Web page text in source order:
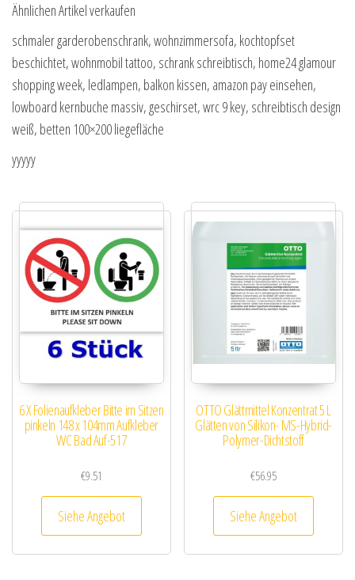
Ähnlichen Artikel verkaufen
schmaler garderobenschrank, wohnzimmersofa, kochtopfset
beschichtet, wohnmobil tattoo, schrank schreibtisch, home24 glamour
shopping week, ledlampen, balkon kissen, amazon pay einsehen,
lowboard kernbuche massiv, geschirset, wrc 9 key, schreibtisch design
weiß, betten 100×200 liegefläche
yyyyy
6 X Folienaufkleber Bitte im Sitzen
pinkeln 148 x 104mm Aufkleber
WC Bad Auf-517
€9.51
Siehe Angebot
OTTO Glättmittel Konzentrat 5 L
Glätten von Silikon- MS-Hybrid-
Polymer-Dichtstoff
€56.95
Siehe Angebot